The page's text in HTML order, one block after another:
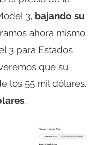
3, bajando su
ahora mismo
3 para Estados
que su
los 55 mil dólares.
.